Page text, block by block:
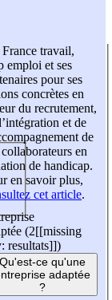
France travail,
emploi et ses
pour ses
concrètes en
du recrutement,
et de
de
collaborateurs en
de handicap.
en savoir plus,
cet article.
(2[[missing
resultats]])
Qu'est-ce qu'une
adaptée
?